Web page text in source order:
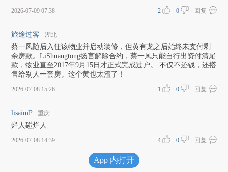
2026-07-09 07:38 回复
0
2
旅途过客 湖北
蔡一凤随后入住该物业并启动装修，但黄有龙之后始终未支付剩
余房款。LiShuangtong扬言解除合约，蔡一凤只能自行出资付清尾
款，物业直至2017年9月15日才正式完成过户。 不仅不还钱，还搭
售给别人一套房。这个黄也太渣了！
2026-07-08 15:26 回复
0
1
lisaimP 重庆
烂人碰烂人
2026-07-08 14:39 回复
0
4
加载更多评论
App 内打开